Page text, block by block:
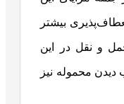
بیشتر
و نقل در این
محموله نیز